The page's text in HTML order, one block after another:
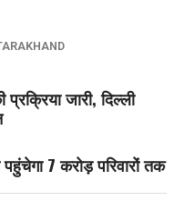
जारी, दिल्ली
7 करोड़ परिवारों तक